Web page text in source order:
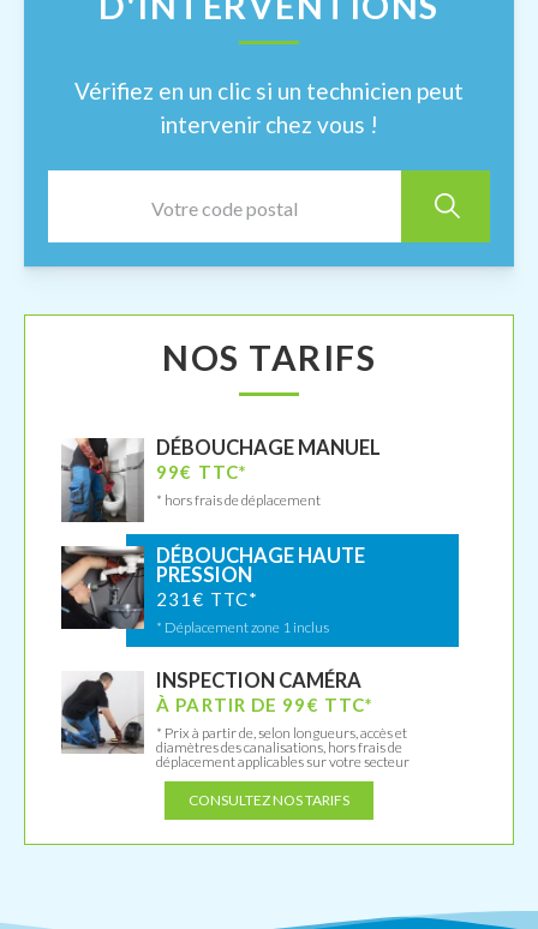
Vérifiez en un clic si un technicien peut
intervenir chez vous !
NOS TARIFS
DÉBOUCHAGE MANUEL
99€ TTC*
* hors frais de déplacement
DÉBOUCHAGE HAUTE
PRESSION
231€ TTC*
* Déplacement zone 1 inclus
INSPECTION CAMÉRA
À PARTIR DE 99€ TTC*
* Prix à partir de, selon longueurs, accès et
diamètres des canalisations, hors frais de
déplacement applicables sur votre secteur
CONSULTEZ NOS TARIFS